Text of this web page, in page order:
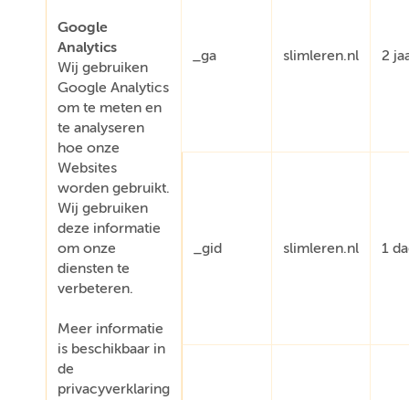
Google
Analytics
Wij gebruiken
Google Analytics
om te meten en
te analyseren
hoe onze
Websites
worden gebruikt.
Wij gebruiken
deze informatie
om onze
diensten te
verbeteren.
Meer informatie
is beschikbaar in
de
privacyverklaring
_ga slimleren.nl 2
_gid slimleren.nl 1